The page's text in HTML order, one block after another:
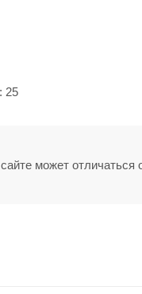
25
может отличаться